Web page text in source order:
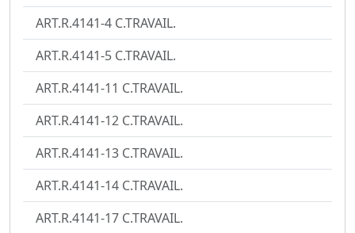
ART.R.4141-4 C.TRAVAIL.
ART.R.4141-5 C.TRAVAIL.
ART.R.4141-11 C.TRAVAIL.
ART.R.4141-12 C.TRAVAIL.
ART.R.4141-13 C.TRAVAIL.
ART.R.4141-14 C.TRAVAIL.
ART.R.4141-17 C.TRAVAIL.